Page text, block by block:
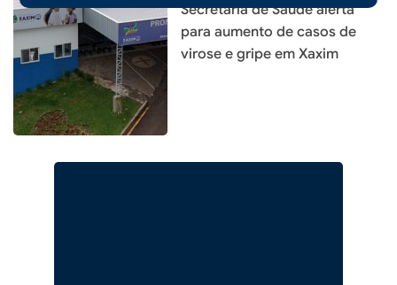
Secretaria de Saúde alerta
para aumento de casos de
virose e gripe em Xaxim